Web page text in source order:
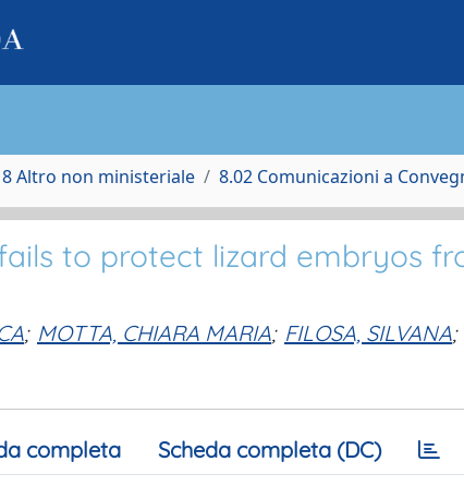
8 Altro non ministeriale 8.02 Comunicazioni a
to protect lizard embryos
; MOTTA, CHIARA MARIA; FILOSA, SILVANA;
completa Scheda completa (DC)